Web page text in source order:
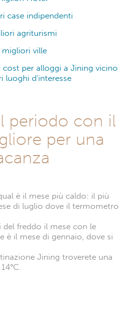
case indipendenti
agriturismi
migliori ville
per alloggi a Jining vicino
luoghi d'interesse
periodo con il
per una
è il mese più caldo: il più
di luglio dove il termometro
del freddo il mese con le
è il mese di gennaio, dove si
Jining troverete una